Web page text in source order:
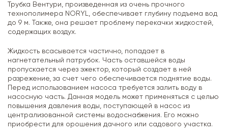
Трубка Вентури, произведенная из очень прочного
технополимера NORYL, обеспечивает глубину подъема вод
до 9 м. Также, она решает проблему перекачки жидкостей,
содержащих воздух.
Жидкость всасывается частично, попадает в
нагнетательный патрубок. Часть оставшейся воды
пропускается через эжектор, который создает в ней
разрежение, за счет чего обеспечивается поднятие воды.
Перед использованием насоса требуется залить воду в
насосную часть. Данная модель может применяться с целью
повышения давления воды, поступающей в насос из
централизованной системы водоснабжения. Его можно
приобрести для орошения дачного или садового участка.